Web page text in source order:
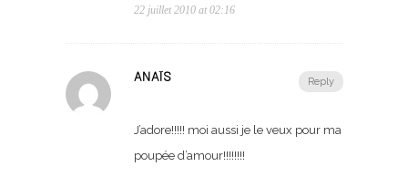
22 juillet 2010 at 02:16
Reply
ANAÏS
J’adore!!!!! moi aussi je le veux pour ma
poupée d’amour!!!!!!!!